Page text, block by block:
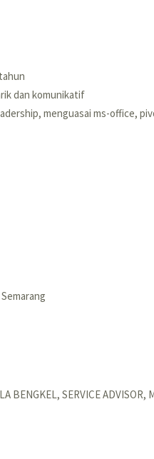
dan komunikatif
menguasai ms-office,
BENGKEL, SERVICE ADVISOR,